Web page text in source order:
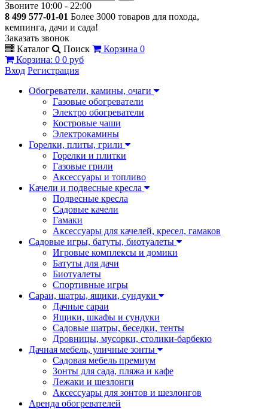
Звоните 10:00 - 22:00
8 499 577-01-01 Более 3000 товаров для похода,
кемпинга, дачи и сада!
Заказать звонок
Каталог
Поиск Корзина 0
Корзина: 0 0 руб
Вход Регистрация
Обогреватели, камины, очаги
Газовые обогреватели
Электро обогреватели
Костровые чаши
Электрокамины
Горелки, плиты, грили
Горелки и плитки
Газовые грили
Аксессуары и топливо
Качели и подвесные кресла
Подвесные кресла
Садовые качели
Гамаки
Аксессуары для качелей, кресел, гамаков
Садовые игры, батуты, биотуалеты
Игровые комплексы и домики
Батуты для дачи
Биотуалеты
Спортивные игры
Сараи, шатры, ящики, сундуки
Дачные сараи
Ящики, шкафы и сундуки
Садовые шатры, беседки, тенты
Дровницы, мусорки, столики-барбекю
Дачная мебель, уличные зонты
Садовая мебель премиум
Зонты для сада, пляжа и кафе
Лежаки и шезлонги
Аксессуары для зонтов и шезлонгов
Аренда обогревателей